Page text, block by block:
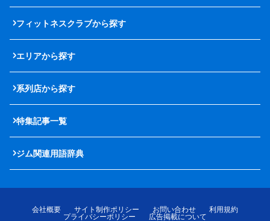
フィットネスクラブから探す
エリアから探す
系列店から探す
特集記事一覧
ジム関連用語辞典
会社概要 サイト制作ポリシー お問い合わせ
利用規約
プライバシーポリシー
広告掲載について